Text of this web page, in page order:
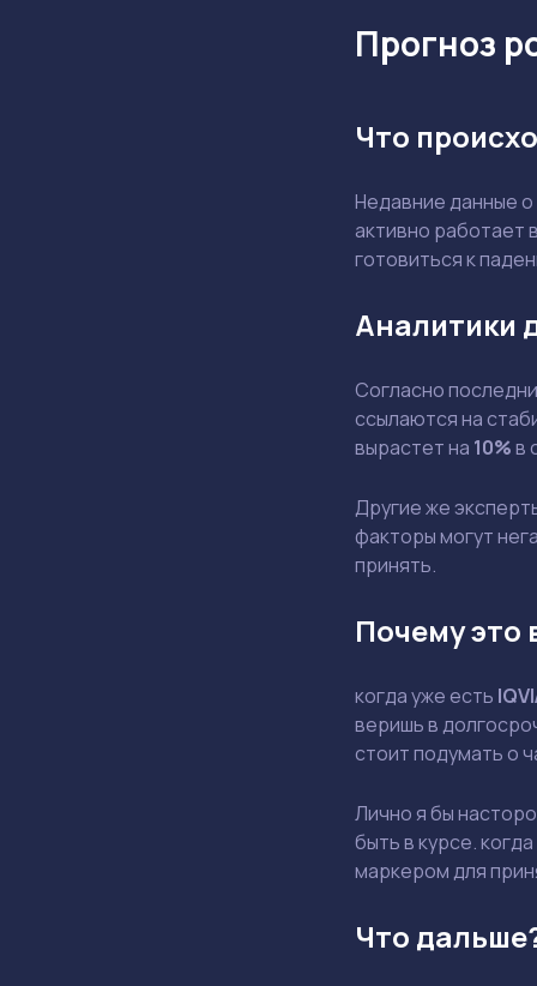
Прогноз
Что
Недавние данные
активно работает
готовиться к
Аналитики
Согласно
ссылаются на
вырастет на 10%в
Другие же
факторы могут
принять.
Почему это
когда уже есть
веришь в
стоит подумать о
Лично я бы
быть в курсе.
маркером для
Что